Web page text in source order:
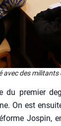
avec des
du pre­mier
On est
Jos­pin,